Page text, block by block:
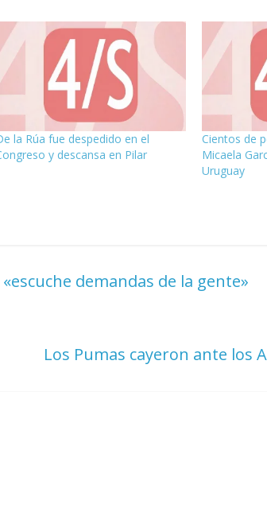
la Rúa fue despedido en el
y descansa en Pilar
Cientos de
Micaela
Uruguay
demandas de la gente»
Los Pumas cayeron ante los